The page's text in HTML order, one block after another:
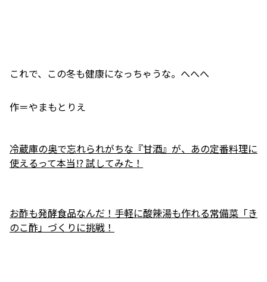
これで、この冬も健康になっちゃうな。へへへ
作＝やまもとりえ
冷蔵庫の奥で忘れられがちな『甘酒』が、あの定番料理に
使えるって本当!? 試してみた！
お酢も発酵食品なんだ！手軽に酸辣湯も作れる常備菜「き
のこ酢」づくりに挑戦！